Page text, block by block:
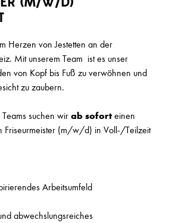
Erweiterte Suche
Herzen von Jestetten an der
Mit unserem Team ist es unser
von Kopf bis Fuß zu verwöhnen und
zu zaubern.
Teams suchen wirab soforteinen
Friseurmeister (m/w/d) in Voll-/Teilzeit
Arbeitsumfeld
abwechslungsreiches